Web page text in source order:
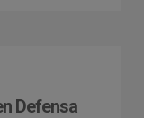
Defensa